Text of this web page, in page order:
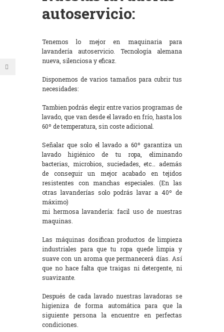
autoservicio:
Tenemos lo mejor en maquinaria para
lavandería autoservicio. Tecnología alemana
nueva, silenciosa y eficaz.
Disponemos de varios tamaños para cubrir tus
necesidades:
Tambien podrás elegir entre varios programas de
lavado, que van desde el lavado en frío, hasta los
60º de temperatura, sin coste adicional.
Señalar que solo el lavado a 60º garantiza un
lavado higiénico de tu ropa, eliminando
bacterias, microbios, suciedades, etc… además
de conseguir un mejor acabado en tejidos
resistentes con manchas especiales. (En las
otras lavanderías solo podrás lavar a 40º de
máximo)
mi hermosa lavandería: facil uso de nuestras
maquinas.
Las máquinas dosifican productos de limpieza
industriales para que tu ropa quede limpia y
suave con un aroma que permanecerá días. Así
que no hace falta que traigas ni detergente, ni
suavizante.
Después de cada lavado nuestras lavadoras se
higieniza de forma automática para que la
siguiente persona la encuentre en perfectas
condiciones.